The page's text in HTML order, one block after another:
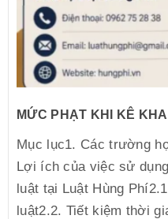
MỨC PHẠT KHI KÊ
Mục lục1. Các trường
Lợi ích của việc sử
luật tại Luật Hùng
luật2.2. Tiết kiệm thời